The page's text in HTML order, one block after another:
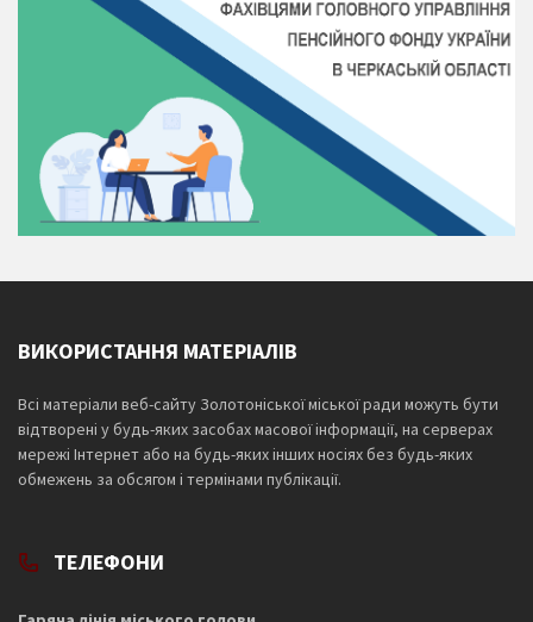
ВИКОРИСТАННЯ МАТЕРІАЛІВ
Всі матеріали веб-сайту Золотоніської міської ради можуть бути
відтворені у будь-яких засобах масової інформації, на серверах
мережі Інтернет або на будь-яких інших носіях без будь-яких
обмежень за обсягом і термінами публікації.
ТЕЛЕФОНИ